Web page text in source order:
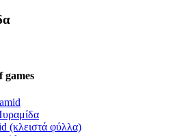
games
(κλειστά φύλλα)